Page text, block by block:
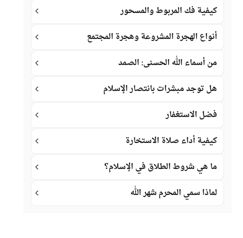
كيفية فك المربوط والمسحور
أنواع الهجرة المشروعة وهجرة المجتمع
من أسماء الله الحسنى: الصمد
هل توجد مبشرات بانتصار الإسلام
فضل الاستغفار
كيفية أداء صلاة الاستخارة
ما هي شروط الطلاق في الإسلام؟
لماذا سمي المحرم شهر الله